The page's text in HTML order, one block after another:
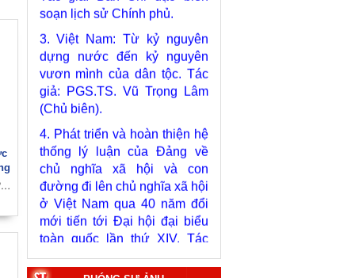
Tác giả: Thiếu tướng, PGS.TS. Nguyễn Đức Lợi (Chủ biên)
3. Việt Nam: Từ kỷ nguyên
dựng nước đến kỷ nguyên
vươn mình của dân tộc. Tác
giả: PGS.TS. Vũ Trọng Lâm
(Chủ biên).
4. Phát triển và hoàn thiện hệ
thống lý luận của Đảng về
chủ nghĩa xã hội và con
đường đi lên chủ nghĩa xã hội
ở Việt Nam qua 40 năm đổi
mới tiến tới Đại hội đại biểu
toàn quốc lần thứ XIV. Tác
giả: PGS.TS. Tô Huy Rứa
(Chủ biên).
5. Xây dựng, phát triển con